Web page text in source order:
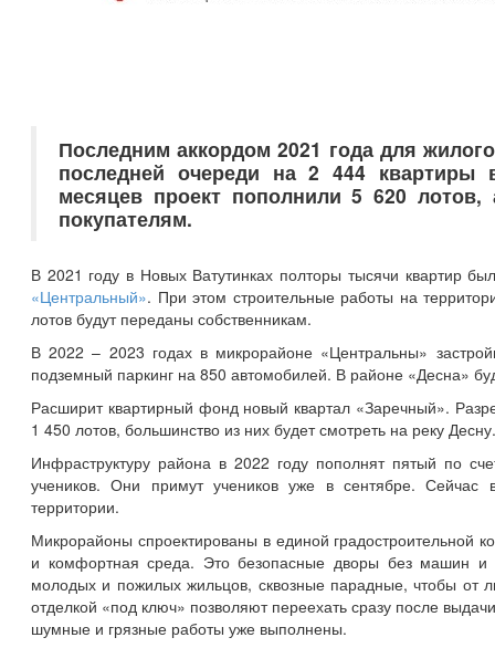
Последним аккордом 2021 года для
последней очереди на 2 444 квартиры
месяцев проект пополнили 5 620
покупателям.
В 2021 году в Новых Ватутинках полторы тысячи квартир
«Центральный». При этом строительные работы на
лотов будут переданы собственникам.
В 2022 – 2023 годах в микрорайоне «Центральны»
подземный паркинг на 850 автомобилей. В районе «Десна»
Расширит квартирный фонд новый квартал «Заречный».
1 450 лотов, большинство из них будет смотреть на реку Десну.
Инфраструктуру района в 2022 году пополнят пятый по
учеников. Они примут учеников уже в сентябре. Сейчас
территории.
Микрорайоны спроектированы в единой градостроительной
и комфортная среда. Это безопасные дворы без машин и
молодых и пожилых жильцов, сквозные парадные, чтобы от
отделкой «под ключ» позволяют переехать сразу после
шумные и грязные работы уже выполнены.